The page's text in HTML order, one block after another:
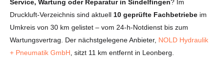
Service, Wartung oder Reparatur in Sindelfingen? Im
Druckluft-Verzeichnis sind aktuell 10 geprüfte Fachbetriebe im
Umkreis von 30 km gelistet – vom 24-h-Notdienst bis zum
Wartungsvertrag. Der nächstgelegene Anbieter, NOLD Hydraulik
+ Pneumatik GmbH , sitzt 11 km entfernt in Leonberg.